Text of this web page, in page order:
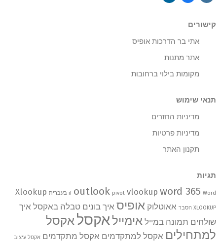
קישורים
אתי בר הדרכות אופיס
אתר מתנות
מקומות בילוי ברחובות
תנאי שימוש
מדיניות החזרים
מדיניות פרטיות
תקנון האתר
תגיות
if outlook pivot vlookup word 365 Word בעברית Xlookup
XLOOKUP הסבר אאוטלוק אופיס איך בונים טבלה באקסל איך
שולחים תמונה במייל אימיילאקסלאקסל
למתחילים אקסל למתקדמים אקסל מתקדמים אקסל עיצוב